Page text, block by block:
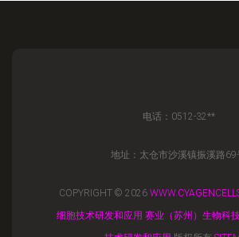
电话：0512-32**
地址：太仓市沙溪镇振溪路69
COPYRIGHT © 2026
细胞技术研发和应用 赛业（苏州）生物科